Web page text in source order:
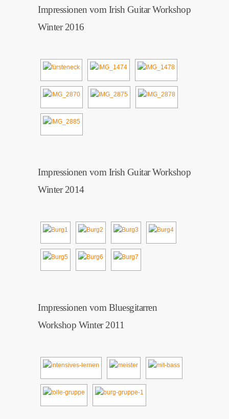
Impressionen vom Irish Guitar Workshop
Winter 2016
Impressionen vom Irish Guitar Workshop
Winter 2014
Impressionen vom Bluesgitarren
Workshop Winter 2011